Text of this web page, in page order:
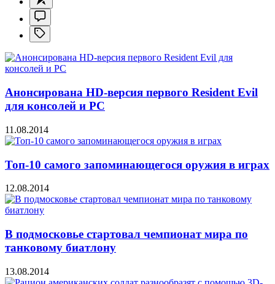
Анонсирована HD-версия первого Resident Evil
для консолей и PC
11.08.2014
Топ-10 самого запоминающегося оружия в играх
12.08.2014
В подмосковье стартовал чемпионат мира по
танковому биатлону
13.08.2014